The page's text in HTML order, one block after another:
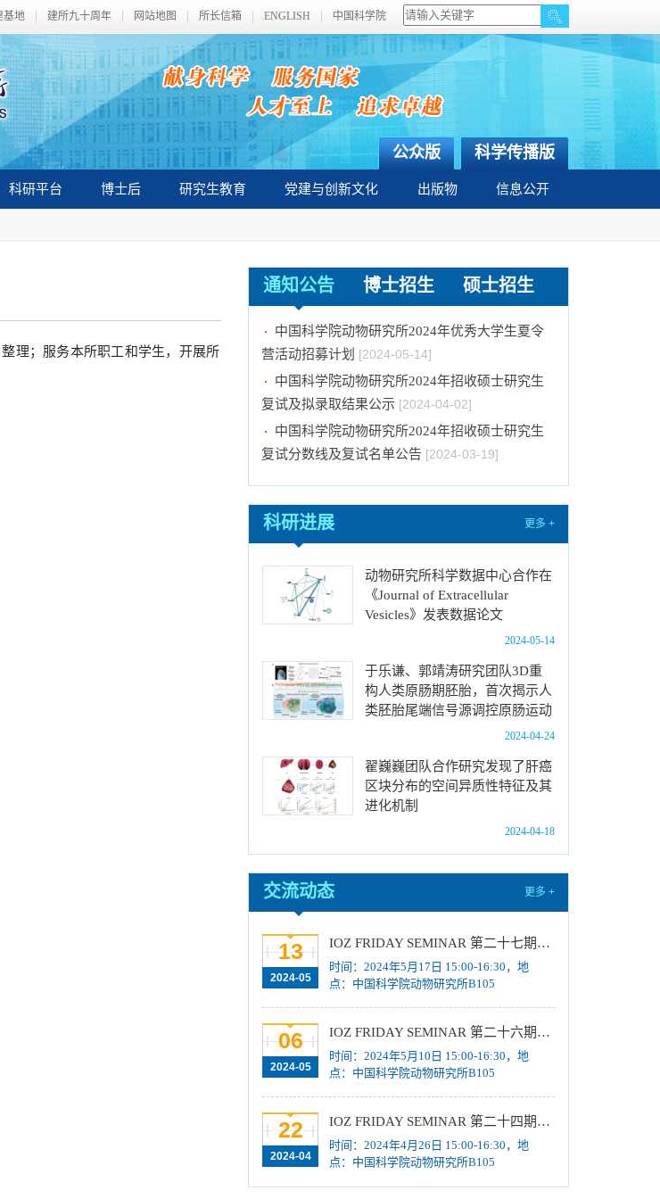
基地 建所九十周年 网站地图 所长信箱 ENGLISH 中国科学院
科学传播版
公众版
科研平台 博士后 研究生教育 党建与创新文化 出版物 信息公开
理；服务本所职工和学生，开展所
通知公告 博士招生 硕士招生
中国科学院动物研究所2024年招收博士研究生
拟录取名单公示
中国科学院动物研究所2024年优秀大学生夏令
营活动招募计划 [2024-05-14]
中国科学院动物研究所2024年招收硕士研究生
复试及拟录取结果公示 [2024-04-02]
中国科学院动物研究所2024年招收硕士研究生
复试分数线及复试名单公告 [2024-03-19]
中国科学院动物研究所2024年招收硕士学位研
究生复试录取办法
中国科学院动物研究所2024年博士招考“申请-考
核”制业务课笔试成绩及进入面试名单公示
01-25]
中国科学院动物研究所2024年博士招考“申请-考
中国科学院动物研究所2024年博士招考“申请-考
核”制业务课笔试、面试总体要求及规程[2024-01-
17]
中国科学院动物研究所2024年招收博士研究生
中国科学院动物研究所2024年优秀大学生夏令
营活动招募计划
[2024-05-14]
中国科学院动物研究所2024年招收硕士研究生
复试及拟录取结果公示[2024-04-02]
中国科学院动物研究所2024年招收硕士研究生
复试分数线及复试名单公告
究生复试录取办法
中国科学院动物研究所2024年博士招考“申请-考
01-25]
中国科学院动物研究所2024年博士招考“申请-考
核”制进入笔试名单公示[2024-01-19]
中国科学院动物研究所2024年博士招考“申请-考
核”制业务课笔试、面试总体要求及规程[2024-01-
17]
科研进展 更多 +
动物研究所科学数据中心合作在
《Journal of Extracellular
Vesicles》发表数据论文
2024-05-14
于乐谦、郭靖涛研究团队3D重
构人类原肠期胚胎，首次揭示人
类胚胎尾端信号源调控原肠运动
2024-04-24
翟巍巍团队合作研究发现了肝癌
区块分布的空间异质性特征及其
进化机制
2024-04-18
交流动态 更多 +
13
2024-05
IOZ FRIDAY SEMINAR 第二十七期：骨科临床问题、数据与未来挑战
时间：2024年5月17日 15:00-16:30，地
点：中国科学院动物研究所B105
06
2024-05
IOZ FRIDAY SEMINAR 第二十六期：Rabphilin-3A undergoes phase separation to regulate GluN2A mobility and surface clustering
时间：2024年5月10日 15:00-16:30，地
点：中国科学院动物研究所B105
22
2024-04
IOZ FRIDAY SEMINAR 第二十四期：A Trilogy in Taxonomic Renaissance
时间：2024年4月26日 15:00-16:30，地
点：中国科学院动物研究所B105